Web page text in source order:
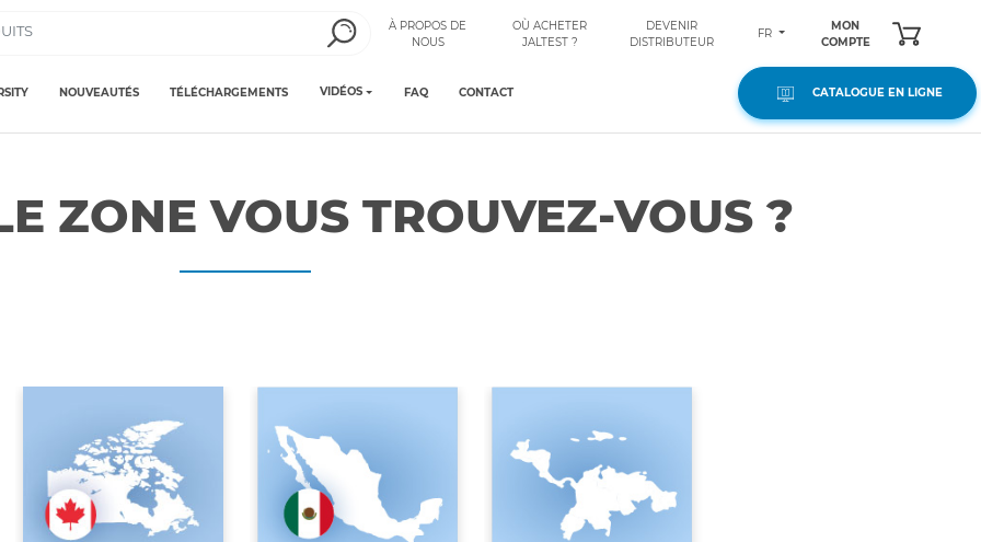
À PROPOS DE
NOUS
OÙ ACHETER
JALTEST ?
DEVENIR
DISTRIBUTEUR
FR
MON
COMPTE
NOUVEAUTÉS TÉLÉCHARGEMENTS VIDÉOS FAQ CONTACT CATALOGUE EN LIGNE
ZONE VOUS TROUVEZ-VOUS ?